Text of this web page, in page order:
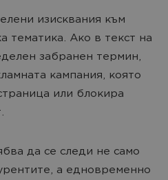
изисквания към
тематика. Ако в текст на
забранен термин,
кампания, която
или блокира
да се следи не само
а едновременно